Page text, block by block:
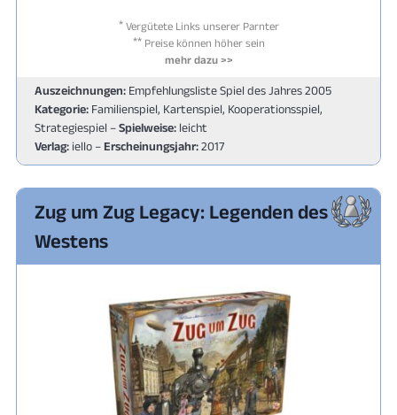
*Vergütete Links unserer Parnter
**Preise können höher sein
mehr dazu >>
Auszeichnungen: Empfehlungsliste Spiel des Jahres 2005
Kategorie: Familienspiel, Kartenspiel, Kooperationsspiel,
Strategiespiel –Spielweise: leicht
Verlag: iello – Erscheinungsjahr:2017
Zug um Zug Legacy: Legenden des
Westens